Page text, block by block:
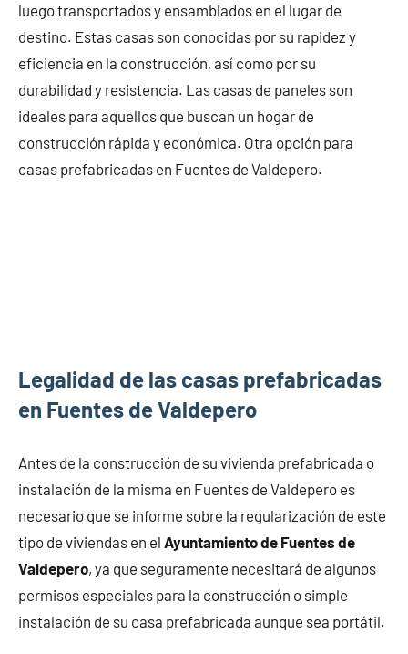
luego transportados y ensamblados en el lugar de
destino. Estas casas son conocidas por su rapidez y
eficiencia en la construcción, así como por su
durabilidad y resistencia. Las casas de paneles son
ideales para aquellos que buscan un hogar de
construcción rápida y económica. Otra opción para
casas prefabricadas en Fuentes de Valdepero.
Legalidad de las casas prefabricadas
en Fuentes de Valdepero
Antes de la construcción de su vivienda prefabricada o
instalación de la misma en Fuentes de Valdepero es
necesario que se informe sobre la regularización de este
tipo de viviendas en el Ayuntamiento de Fuentes de
Valdepero, ya que seguramente necesitará de algunos
permisos especiales para la construcción o simple
instalación de su casa prefabricada aunque sea portátil.